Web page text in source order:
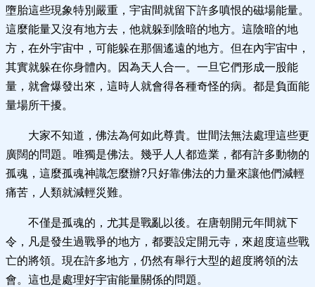
墮胎這些現象特別嚴重，宇宙間就留下許多嗔恨的磁場能量。
這麼能量又沒有地方去，他就躲到陰暗的地方。這陰暗的地
方，在外宇宙中，可能躲在那個遙遠的地方。但在內宇宙中，
其實就躲在你身體內。因為天人合一。一旦它們形成一股能
量，就會爆發出來，這時人就會得各種奇怪的病。都是負面能
量場所干擾。
大家不知道，佛法為何如此尊貴。世間法無法處理這些更
廣闊的問題。唯獨是佛法。幾乎人人都造業，都有許多動物的
孤魂，這麼孤魂神識怎麼辦?只好靠佛法的力量來讓他們減輕
痛苦，人類就減輕災難。
不僅是孤魂的，尤其是戰亂以後。在唐朝開元年間就下
令，凡是發生過戰爭的地方，都要設定開元寺，來超度這些戰
亡的將領。現在許多地方，仍然有舉行大型的超度將領的法
會。這也是處理好宇宙能量關係的問題。